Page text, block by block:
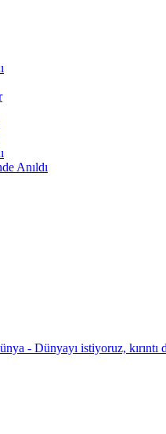
Anıldı